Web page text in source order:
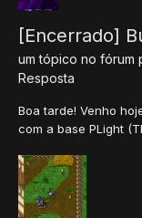
[Encerrado]
um tópico no fórum
Resposta
Boa tarde! Venho
com a base PLight
em suas pokeballs
quando eu fixo
ficam bugados, com...